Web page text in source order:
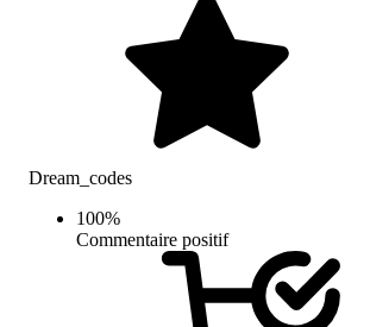
Dream_codes
100%
Commentaire positif